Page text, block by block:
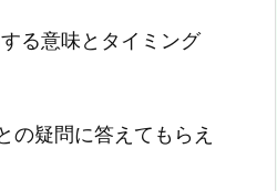
る意味とタイミング
の疑問に答えてもらえ